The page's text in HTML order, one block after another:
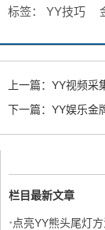
标签： YY技巧
上一篇： YY视频采
下一篇： YY娱乐金
栏目最新文章
·点亮YY熊头尾灯方